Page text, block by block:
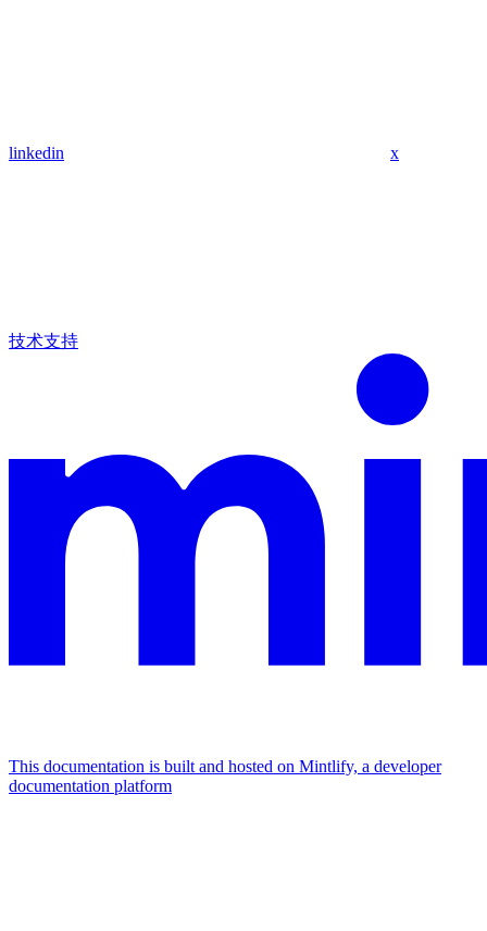
linkedin x
技术支持
This documentation is built and hosted on Mintlify, a developer
documentation platform